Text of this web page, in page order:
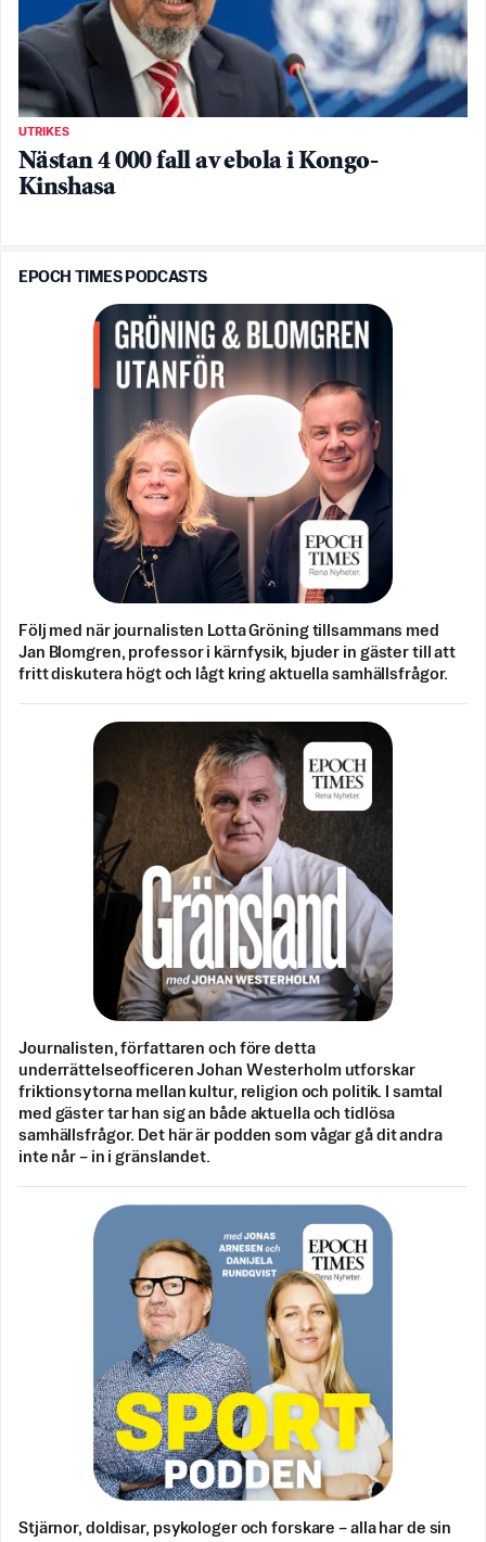
UTRIKES
Nästan 4 000 fall av ebola i Kongo-
Kinshasa
EPOCH TIMES PODCASTS
Följ med när journalisten Lotta Gröning tillsammans med
Jan Blomgren, professor i kärnfysik, bjuder in gäster till att
fritt diskutera högt och lågt kring aktuella samhällsfrågor.
Journalisten, författaren och före detta
underrättelseofficeren Johan Westerholm utforskar
friktionsytorna mellan kultur, religion och politik. I samtal
med gäster tar han sig an både aktuella och tidlösa
samhällsfrågor. Det här är podden som vågar gå dit andra
inte når – in i gränslandet.
Stjärnor, doldisar, psykologer och forskare – alla har de sin